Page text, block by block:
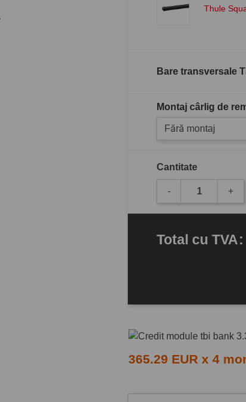
Thule
Bare transversale
Montaj cârlig de
Fără montaj
Cantitate
- +
Total cu TVA:
365.29 EUR x 4